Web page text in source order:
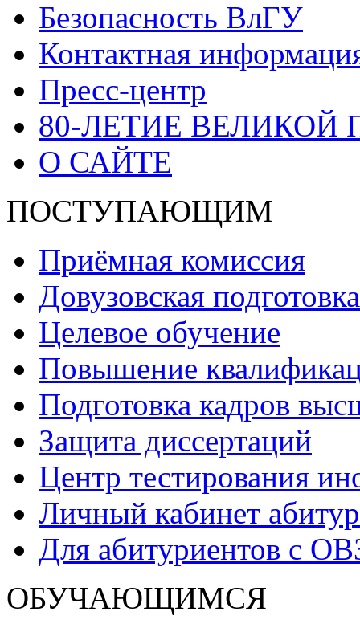
Безопасность ВлГУ
Контактная
Пресс-центр
80-ЛЕТИЕ ВЕЛИКОЙ
О САЙТЕ
ПОСТУПАЮЩИМ
Приёмная комиссия
Довузовская подготовка
Целевое обучение
Повышение
Подготовка кадров
Защита диссертаций
Центр тестирования
Личный кабинет
Для абитуриентов с
ОБУЧАЮЩИМСЯ